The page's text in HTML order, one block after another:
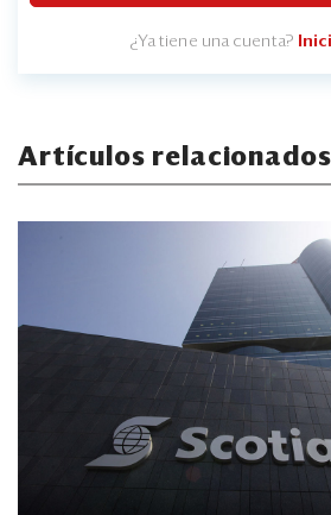
¿Ya tiene una cuenta?
Artículos relacionados